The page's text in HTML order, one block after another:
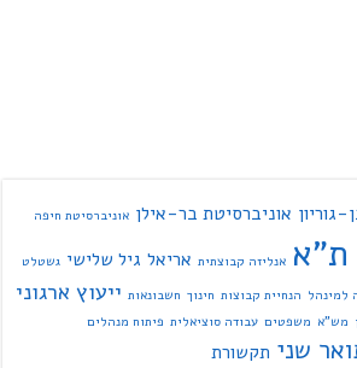
גוריון אוניברסיטת בר-אילן אוניברסיטת חיפה
ת"א אנליזה קבוצתית אריאל גיל שלישי גשטלט
למינהל הנחיית קבוצות חינוך חשבונאות ייעוץ ארגוני
מש"א משפטים עבודה סוציאלית פיתוח מנהלים
שני תקשורת